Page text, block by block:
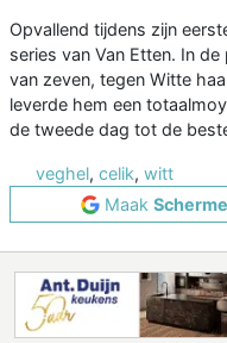
Opvallend tijdens zijn
series van Van Etten. In
van zeven, tegen Witte
leverde hem een
de tweede dag tot de
veghel, celik, witt
Maak